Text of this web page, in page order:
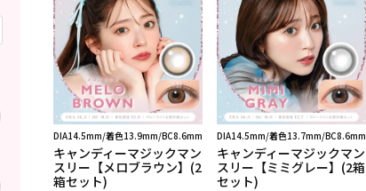
DIA14.5mm/着色13.9mm/BC8.6mm
キャンディーマジックマン
スリー【メロブラウン】(2
箱セット)
DIA14.5mm/着色13.7mm/BC8.6mm
キャンディーマジックマン
スリー【ミミグレー】(2箱
セット)